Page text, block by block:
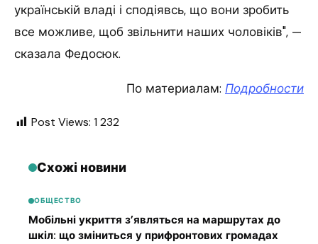
українській владі і сподіявсь, що вони зробить
все можливе, щоб звільнити наших чоловіків", —
сказала Федосюк.
По материалам: Подробности
Post Views: 1 232
Схожі новини
ОБЩЕСТВО
Мобільні укриття з’являться на маршрутах до
шкіл: що зміниться у прифронтових громадах